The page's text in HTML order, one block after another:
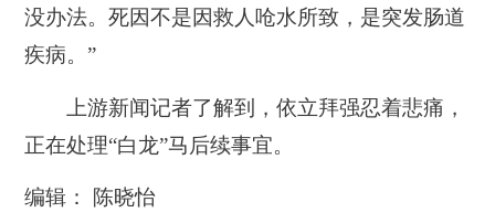
没办法。死因不是因救人呛水所致，是突发肠道
疾病。”
上游新闻记者了解到，依立拜强忍着悲痛，
正在处理“白龙”马后续事宜。
编辑： 陈晓怡